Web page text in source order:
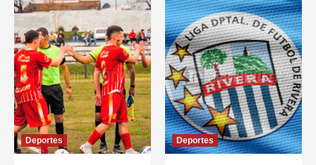
Deportes Deportes